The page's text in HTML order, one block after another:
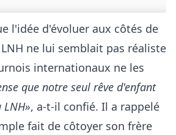
l'idée d'évoluer aux côtés de
ne lui semblait pas réaliste
internationaux ne les
que notre seul rêve d'enfant
, a-t-il confié. Il a rappelé
fait de côtoyer son frère